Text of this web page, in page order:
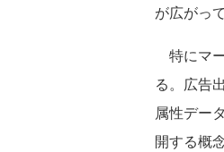
が広がっ
特にマ
る。広告
属性デー
開する概